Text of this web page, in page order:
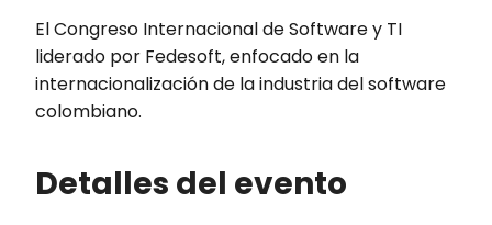
El Congreso Internacional de Software y TI
liderado por Fedesoft, enfocado en la
internacionalización de la industria del software
colombiano.
Detalles del evento